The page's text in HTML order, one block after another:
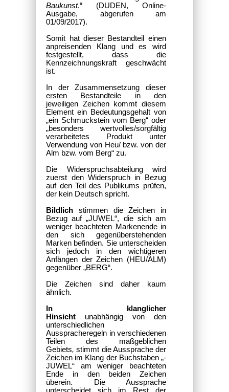
Baukunst.“ (DUDEN, Online-
Ausgabe, abgerufen am
01/09/2017).
Somit hat dieser Bestandteil einen
anpreisenden Klang und es wird
festgestellt, dass die
Kennzeichnungskraft geschwächt
ist.
In der Zusammensetzung dieser
ersten Bestandteile in den
jeweiligen Zeichen kommt diesem
Element ein Bedeutungsgehalt von
„ein Schmuckstein vom Berg“ oder
„besonders wertvolles/sorgfältig
verarbeitetes Produkt unter
Verwendung von Heu/ bzw. von der
Alm bzw. vom Berg“ zu.
Die Widerspruchsabteilung wird
zuerst den Widerspruch in Bezug
auf den Teil des Publikums prüfen,
der kein Deutsch spricht.
Bildlich stimmen die Zeichen in
Bezug auf „JUWEL“, die sich am
weniger beachteten Markenende in
den sich gegenüberstehenden
Marken befinden. Sie unterscheiden
sich jedoch in den wichtigeren
Anfängen der Zeichen (HEU/ALM)
gegenüber „BERG“.
Die Zeichen sind daher kaum
ähnlich.
In klanglicher
Hinsicht unabhängig von den
unterschiedlichen
Ausspracheregeln in verschiedenen
Teilen des maßgeblichen
Gebiets, stimmt die Aussprache der
Zeichen im Klang der Buchstaben „-
JUWEL“ am weniger beachteten
Ende in den beiden Zeichen
überein. Die Aussprache